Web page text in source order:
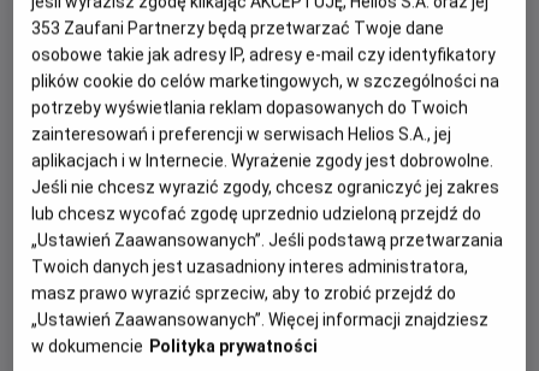
Po ogromnym sukcesie „Oppenheimera”, nagrodzonego
siedmioma Oscarami®, Christopher Nolan powraca z
kolejnym wielkim widowiskiem. Tym razem jeden z
najbardziej cenionych współczesnych reżyserów sięga
po „Odyseję” Homera – ponadczasową historię
353 Zaufani Partnerzy będą przetwarzać Twoje dane
osobowe takie jak adresy IP, adresy e-mail czy identyfikatory
plików cookie do celów marketingowych, w szczególności na
potrzeby wyświetlania reklam dopasowanych do Twoich
zainteresowań i preferencji w serwisach Helios S.A., jej
aplikacjach i w Internecie. Wyrażenie zgody jest dobrowolne.
Jeśli nie chcesz wyrazić zgody, chcesz ograniczyć jej zakres
lub chcesz wycofać zgodę uprzednio udzieloną przejdź do
„Ustawień Zaawansowanych”. Jeśli podstawą przetwarzania
Twoich danych jest uzasadniony interes administratora,
masz prawo wyrazić sprzeciw, aby to zrobić przejdź do
„Ustawień Zaawansowanych”. Więcej informacji znajdziesz
w dokumencie Polityka prywatności